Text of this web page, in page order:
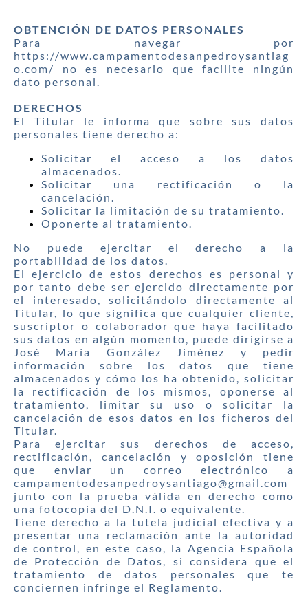
OBTENCIÓN DE DATOS PERSONALES
Para navegar por
https://www.campamentodesanpedroysantiag
o.com/ no es necesario que facilite ningún
dato personal.
DERECHOS
El Titular le informa que sobre sus datos
personales tiene derecho a:
Solicitar el acceso a los datos
almacenados.
Solicitar una rectificación o la
cancelación.
Solicitar la limitación de su tratamiento.
Oponerte al tratamiento.
No puede ejercitar el derecho a la
portabilidad de los datos.
El ejercicio de estos derechos es personal y
por tanto debe ser ejercido directamente por
el interesado, solicitándolo directamente al
Titular, lo que significa que cualquier cliente,
suscriptor o colaborador que haya facilitado
sus datos en algún momento, puede dirigirse a
José María González Jiménez y pedir
información sobre los datos que tiene
almacenados y cómo los ha obtenido, solicitar
la rectificación de los mismos, oponerse al
tratamiento, limitar su uso o solicitar la
cancelación de esos datos en los ficheros del
Titular.
Para ejercitar sus derechos de acceso,
rectificación, cancelación y oposición tiene
que enviar un correo electrónico a
campamentodesanpedroysantiago@gmail.com
junto con la prueba válida en derecho como
una fotocopia del D.N.I. o equivalente.
Tiene derecho a la tutela judicial efectiva y a
presentar una reclamación ante la autoridad
de control, en este caso, la Agencia Española
de Protección de Datos, si considera que el
tratamiento de datos personales que te
conciernen infringe el Reglamento.